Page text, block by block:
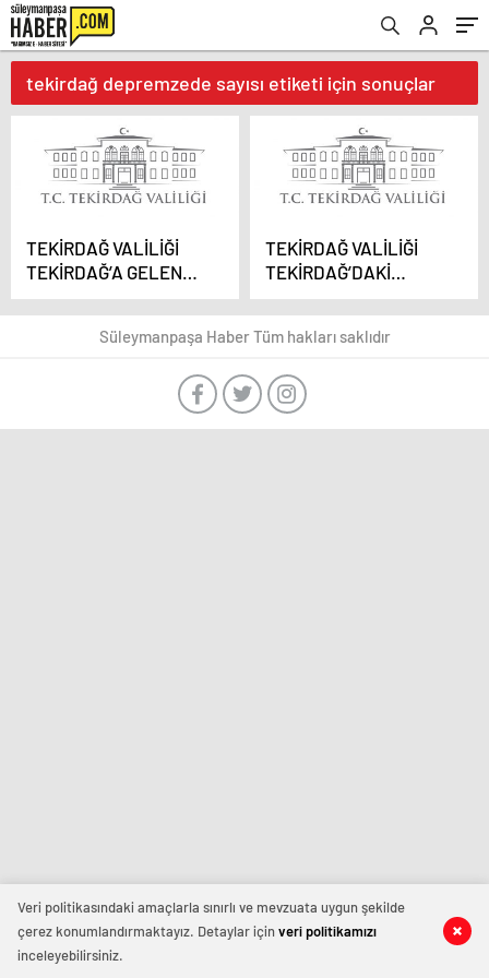
tekirdağ depremzede sayısı etiketi için sonuçlar
TEKİRDAĞ VALİLİĞİ
TEKİRDAĞ’A GELEN
DEPREMZEDE
SAYISINI AÇIKLADI
TEKİRDAĞ VALİLİĞİ
TEKİRDAĞ’DAKİ
DEPREMZEDE
SAYISINI AÇIKLADI
Süleymanpaşa Haber Tüm hakları saklıdır
Veri politikasındaki amaçlarla sınırlı ve mevzuata uygun şekilde
çerez konumlandırmaktayız. Detaylar içinveri politikamızı
inceleyebilirsiniz.